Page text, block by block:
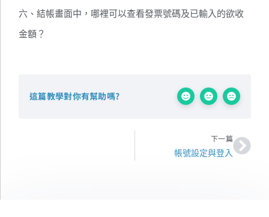
六、結帳畫面中，哪裡可以查看發票號碼及已輸入的欲收
金額？
這篇教學對你有幫助嗎?
下一篇
帳號設定與登入
下